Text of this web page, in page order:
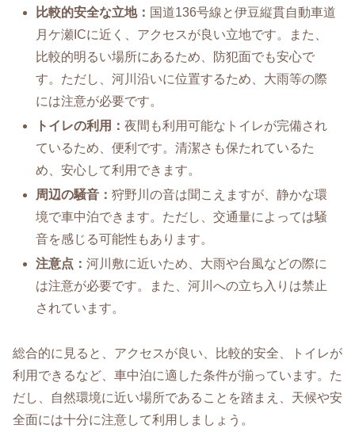
比較的安全な立地： 国道136号線と伊豆縦貫自動車道
月ケ瀬ICに近く、アクセスが良い立地です。また、
比較的明るい場所にあるため、防犯面でも安心で
す。ただし、河川沿いに位置するため、大雨等の際
には注意が必要です。
トイレの利用：夜間も利用可能なトイレが完備され
ているため、便利です。清潔さも保たれているた
め、安心して利用できます。
周辺の騒音：狩野川の音は聞こえますが、静かな環
境で車中泊できます。ただし、交通量によっては騒
音を感じる可能性もあります。
注意点：河川敷に近いため、大雨や台風などの際に
は注意が必要です。また、河川への立ち入りは禁止
されています。
総合的に見ると、アクセスが良い、比較的安全、トイレが
利用できるなど、車中泊に適した条件が揃っています。た
だし、自然環境に近い場所であることを踏まえ、天候や安
全面には十分に注意して利用しましょう。